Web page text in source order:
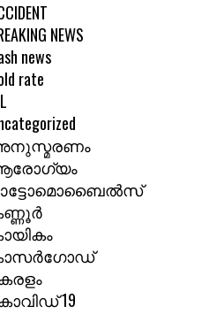
NEWS
news
rate
19